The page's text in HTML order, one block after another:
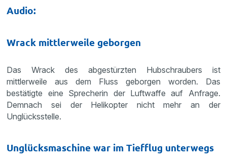
Audio:
Wrack mittlerweile geborgen
Das Wrack des abgestürzten Hubschraubers ist
mittlerweile aus dem Fluss geborgen worden. Das
bestätigte eine Sprecherin der Luftwaffe auf Anfrage.
Demnach sei der Helikopter nicht mehr an der
Unglücksstelle.
Unglücksmaschine war im Tiefflug unterwegs